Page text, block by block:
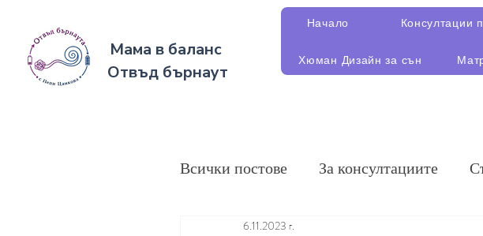
Мама в баланс
Отвъд бърнаут
Начало Консултации
Хюман Дизайн за сън
Всички постове За консултациите
6.11.2023 г.